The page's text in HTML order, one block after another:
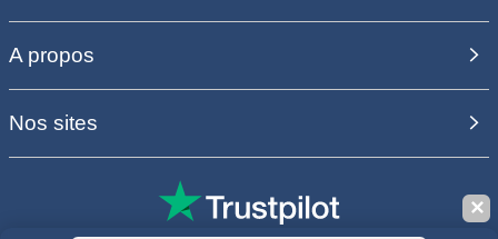
A propos
Nos sites
✕